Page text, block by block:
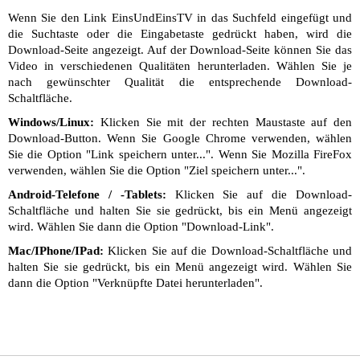
Wenn Sie den Link EinsUndEinsTV in das Suchfeld eingefügt und
die Suchtaste oder die Eingabetaste gedrückt haben, wird die
Download-Seite angezeigt. Auf der Download-Seite können Sie das
Video in verschiedenen Qualitäten herunterladen. Wählen Sie je
nach gewünschter Qualität die entsprechende Download-
Schaltfläche.
Windows/Linux: Klicken Sie mit der rechten Maustaste auf den
Download-Button. Wenn Sie Google Chrome verwenden, wählen
Sie die Option "Link speichern unter...". Wenn Sie Mozilla FireFox
verwenden, wählen Sie die Option "Ziel speichern unter...".
Android-Telefone / -Tablets: Klicken Sie auf die Download-
Schaltfläche und halten Sie sie gedrückt, bis ein Menü angezeigt
wird. Wählen Sie dann die Option "Download-Link".
Mac/IPhone/IPad: Klicken Sie auf die Download-Schaltfläche und
halten Sie sie gedrückt, bis ein Menü angezeigt wird. Wählen Sie
dann die Option "Verknüpfte Datei herunterladen".